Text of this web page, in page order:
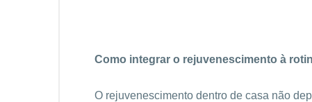
Como integrar o rejuvenescimento à
O rejuvenescimento dentro de casa não